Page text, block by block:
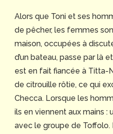
Alors que Toni et ses
de pêcher, les femmes
maison, occupées à
d’un bateau, passe par là
est en fait fiancée à Titta-
de citrouille rôtie, ce qui
Checca. Lorsque les
ils en viennent aux mains
avec le groupe de